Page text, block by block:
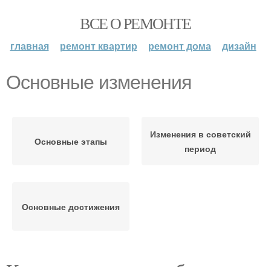
ВСЕ О РЕМОНТЕ
главная ремонт квартир ремонт дома дизайн
Основные изменения
Основные этапы
Изменения в советский
период
Основные достижения